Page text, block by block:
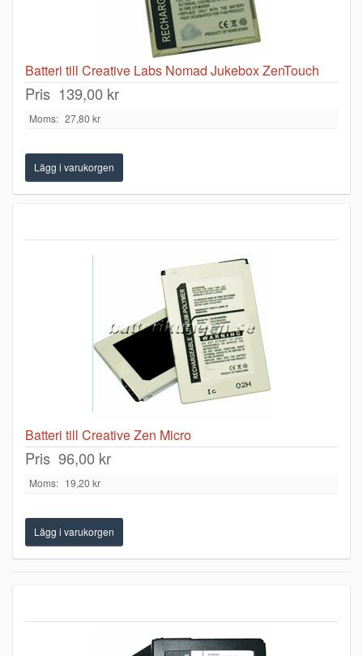
Batteri till Creative Labs Nomad Jukebox ZenTouch
Pris 139,00 kr
Moms: 27,80 kr
Batteri till Creative Zen Micro
Pris 96,00 kr
Moms: 19,20 kr